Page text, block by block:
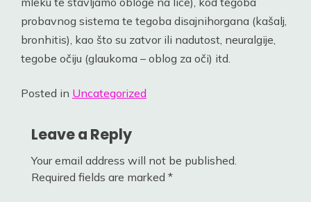
probavnog sistema te tegoba disajnihorgana (kašalj,
bronhitis), kao što su zatvor ili nadutost, neuralgije,
tegobe očiju (glaukoma – oblog za oči) itd.
Posted in Uncategorized
Leave a Reply
Your email address will not be published.
Required fields are marked *